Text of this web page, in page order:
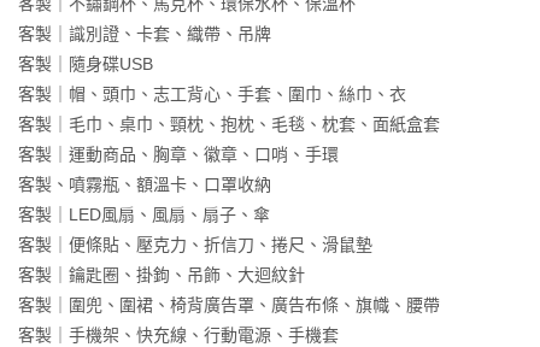
客製｜識別證、卡套、織帶、吊牌
客製｜隨身碟USB
客製｜帽、頭巾、志工背心、手套、圍巾、絲巾、衣
客製｜毛巾、桌巾、頸枕、抱枕、毛毯、枕套、面紙盒套
客製｜運動商品、胸章、徽章、口哨、手環
客製、噴霧瓶、額溫卡、口罩收納
客製｜LED風扇、風扇、扇子、傘
客製｜便條貼、壓克力、折信刀、捲尺、滑鼠墊
客製｜鑰匙圈、掛鉤、吊飾、大迴紋針
客製｜圍兜、圍裙、椅背廣告罩、廣告布條、旗幟、腰帶
客製｜手機架、快充線、行動電源、手機套